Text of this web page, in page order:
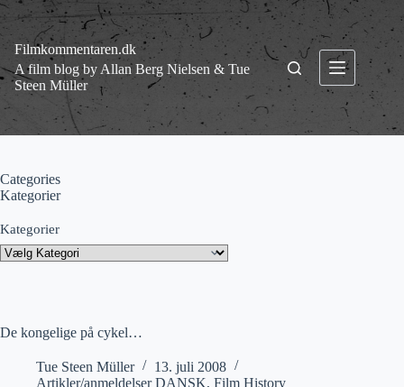
Fortsæt
indhold
Filmkommentaren.dk
A film blog by Allan Berg Nielsen & Tue
Steen Müller
De kongelige på cykel…
Tue Steen Müller
13. juli 2008
Artikler/anmeldelser DANSK, Film History
Categories
Kategorier
Kategorier